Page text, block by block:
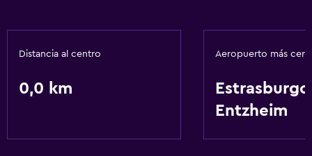
Distancia al centro
0,0 km
Aeropuerto más
Estrasburgo
Entzheim